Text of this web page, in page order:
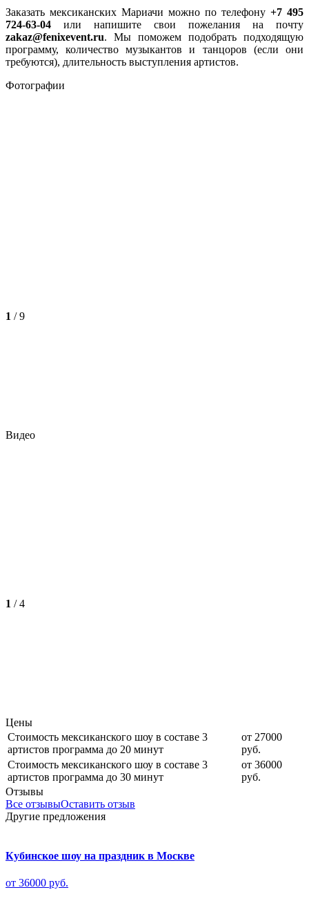
Заказать мексиканских Мариачи можно по телефону +7 495
724-63-04 или напишите свои пожелания на почту
zakaz@fenixevent.ru. Мы поможем подобрать подходящую
программу, количество музыкантов и танцоров (если они
требуются), длительность выступления артистов.
Фотографии
1 /9
Видео
1 /4
Цены
Стоимость мексиканского шоу в составе 3
артистов программа до 20 минут
от 27000
руб.
Стоимость мексиканского шоу в составе 3
артистов программа до 30 минут
от 36000
руб.
Отзывы
Все отзывыОставить отзыв
Другие предложения
Кубинское шоу на праздник в Москве
от 36000 руб.